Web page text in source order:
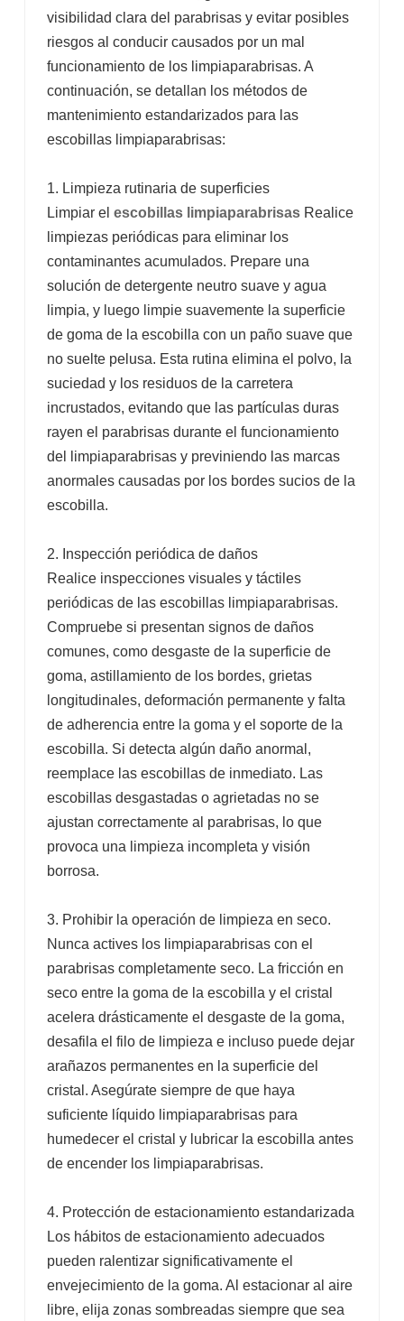
visibilidad clara del parabrisas y evitar posibles
riesgos al conducir causados ​​por un mal
funcionamiento de los limpiaparabrisas. A
continuación, se detallan los métodos de
mantenimiento estandarizados para las
escobillas limpiaparabrisas:
1. Limpieza rutinaria de superficies
Limpiar el escobillas limpiaparabrisasRealice
limpiezas periódicas para eliminar los
contaminantes acumulados. Prepare una
solución de detergente neutro suave y agua
limpia, y luego limpie suavemente la superficie
de goma de la escobilla con un paño suave que
no suelte pelusa. Esta rutina elimina el polvo, la
suciedad y los residuos de la carretera
incrustados, evitando que las partículas duras
rayen el parabrisas durante el funcionamiento
del limpiaparabrisas y previniendo las marcas
anormales causadas por los bordes sucios de la
escobilla.
2. Inspección periódica de daños
Realice inspecciones visuales y táctiles
periódicas de las escobillas limpiaparabrisas.
Compruebe si presentan signos de daños
comunes, como desgaste de la superficie de
goma, astillamiento de los bordes, grietas
longitudinales, deformación permanente y falta
de adherencia entre la goma y el soporte de la
escobilla. Si detecta algún daño anormal,
reemplace las escobillas de inmediato. Las
escobillas desgastadas o agrietadas no se
ajustan correctamente al parabrisas, lo que
provoca una limpieza incompleta y visión
borrosa.
3. Prohibir la operación de limpieza en seco.
Nunca actives los limpiaparabrisas con el
parabrisas completamente seco. La fricción en
seco entre la goma de la escobilla y el cristal
acelera drásticamente el desgaste de la goma,
desafila el filo de limpieza e incluso puede dejar
arañazos permanentes en la superficie del
cristal. Asegúrate siempre de que haya
suficiente líquido limpiaparabrisas para
humedecer el cristal y lubricar la escobilla antes
de encender los limpiaparabrisas.
4. Protección de estacionamiento estandarizada
Los hábitos de estacionamiento adecuados
pueden ralentizar significativamente el
envejecimiento de la goma. Al estacionar al aire
libre, elija zonas sombreadas siempre que sea